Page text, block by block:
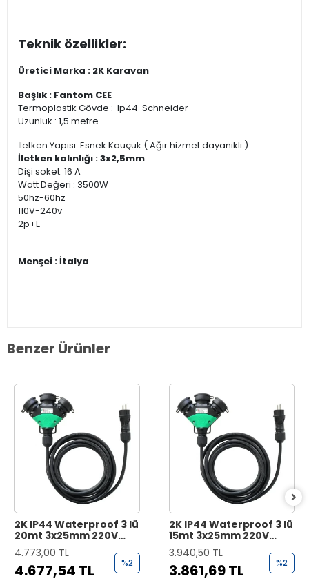
Teknik özellikler:
Üretici Marka : 2K Karavan
Başlık : Fantom CEE
Termoplastik Gövde : Ip44 Schneider
Uzunluk : 1,5 metre
İletken Yapısı: Esnek Kauçuk ( Ağır hizmet dayanıklı )
İletken kalınlığı : 3x2,5mm
Dişi soket: 16 A
Watt Değeri : 3500W
50hz-60hz
110V-240v
2p+E
Menşei : İtalya
Benzer Ürünler
2K IP44 Waterproof 3 lü
20mt 3x25mm 220V
Enerji Uzatma Kablosu
4.773,00 TL
4.677,54 TL %2
2K IP44 Waterproof 3 lü
15mt 3x25mm 220V
Enerji Uzatma Kablosu
3.940,50 TL
3.861,69 TL %2